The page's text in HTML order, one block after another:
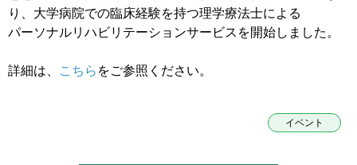
り、大学病院での臨床経験を持つ理学療法士による
パーソナルリハビリテーションサービスを開始しました。
詳細は、 こちら をご参照ください。
イベント